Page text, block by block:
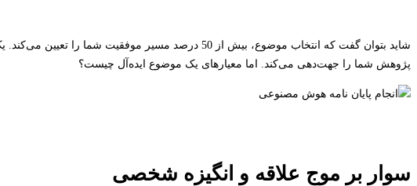
شاید بتوان گفت که انتخاب موضوع، بیش از 50 درصد مسیر
پژوهش شما را جهت‌دهی می‌کند. اما معیارهای یک موضوع ایده‌آل چیست؟
سوار بر موج علاقه و انگیزه شخصی